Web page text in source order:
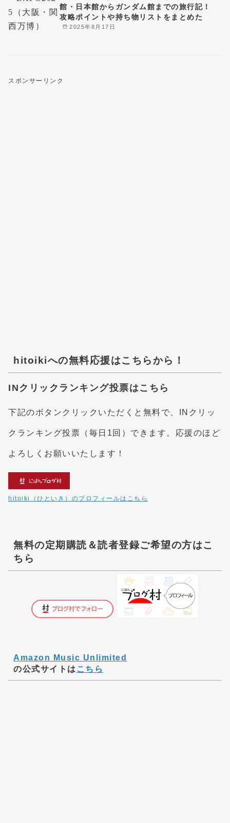
2025年8月17日
館・日本館からガンダム館までの旅行記！
攻略ポイントや持ち物リストをまとめた
スポンサーリンク
hitoikiへの無料応援はこちらから！
INクリックランキング投票はこちら
下記のボタンクリックいただくと無料で、INクリッ
クランキング投票（毎日1回）できます。応援のほど
よろしくお願いいたします！
hitoiki（ひといき）のプロフィールはこちら
無料の定期購読＆読者登録ご希望の方はこ
ちら
Amazon Music Unlimited
の公式サイトは こちら